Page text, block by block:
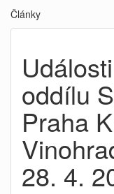
Články
oddílu
Praha
28. 4.